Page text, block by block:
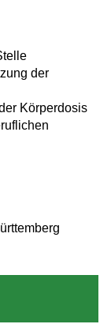
der
Körperdosis